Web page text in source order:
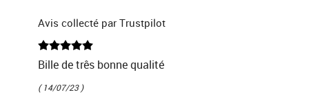
Avis collecté par Trustpilot
Bille de três bonne qualité
( 14/07/23 )